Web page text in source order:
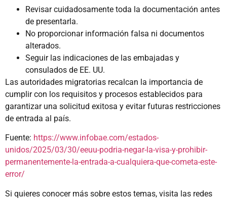
Revisar cuidadosamente toda la documentación antes
de presentarla.
No proporcionar información falsa ni documentos
alterados.
Seguir las indicaciones de las embajadas y
consulados de EE. UU.
Las autoridades migratorias recalcan la importancia de
cumplir con los requisitos y procesos establecidos para
garantizar una solicitud exitosa y evitar futuras restricciones
de entrada al país.
Fuente: https://www.infobae.com/estados-
unidos/2025/03/30/eeuu-podria-negar-la-visa-y-prohibir-
permanentemente-la-entrada-a-cualquiera-que-cometa-este-
error/
Si quieres conocer más sobre estos temas, visita las redes